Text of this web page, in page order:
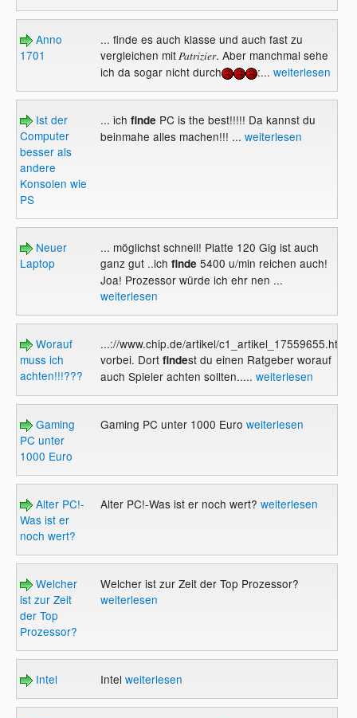
Anno
1701
... finde es auch klasse und auch fast zu
vergleichen mitPatrizier. Aber manchmal sehe
ich da sogar nicht durch
:... weiterlesen
Ist der
Computer
besser als
andere
Konsolen wie
PS
... ich finde PC is the best!!!!! Da kannst du
beinmahe alles machen!!! ... weiterlesen
Neuer
Laptop
... möglichst schnell! Platte 120 Gig ist auch
ganz gut ..ich finde 5400 u/min reichen auch!
Joa! Prozessor würde ich ehr nen ...
weiterlesen
Worauf
muss ich
achten!!!???
...://www.chip.de/artikel/c1_artikel_17559655.html
vorbei. Dortfindest du einen Ratgeber worauf
auch Spieler achten sollten..... weiterlesen
Gaming
PC unter
1000 Euro
Gaming PC unter 1000 Euro weiterlesen
Alter PC!-
Was ist er
noch wert?
Alter PC!-Was ist er noch wert? weiterlesen
Welcher
ist zur Zeit
der Top
Prozessor?
Welcher ist zur Zeit der Top Prozessor?
weiterlesen
Intel Intel weiterlesen